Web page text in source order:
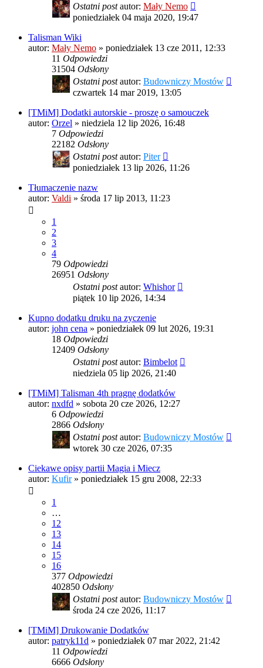
Ostatni postautor: Mały Nemo
poniedziałek 04 maja 2020, 19:47
Talisman Wiki
autor: Mały Nemo » poniedziałek 13 cze 2011, 12:33
11 Odpowiedzi
31504 Odsłony
Ostatni postautor: Budowniczy Mostów
czwartek 14 mar 2019, 13:05
[TMiM] Dodatki autorskie - proszę o samouczek
autor: Orzel » niedziela 12 lip 2026, 16:48
7 Odpowiedzi
22182 Odsłony
Ostatni postautor: Piter
poniedziałek 13 lip 2026, 11:26
Tłumaczenie nazw
autor: Valdi » środa 17 lip 2013, 11:23
1
2
3
4
79 Odpowiedzi
26951 Odsłony
Ostatni postautor: Whishor
piątek 10 lip 2026, 14:34
Kupno dodatku druku na zyczenie
autor: john cena » poniedziałek 09 lut 2026, 19:31
18 Odpowiedzi
12409 Odsłony
Ostatni postautor: Bimbelot
niedziela 05 lip 2026, 21:40
[TMiM] Talisman 4th pragnę dodatków
autor: nxdfd » sobota 20 cze 2026, 12:27
6 Odpowiedzi
2866 Odsłony
Ostatni postautor: Budowniczy Mostów
wtorek 30 cze 2026, 07:35
Ciekawe opisy partii Magia i Miecz
autor: Kufir» poniedziałek 15 gru 2008, 22:33
1
…
12
13
14
15
16
377 Odpowiedzi
402850 Odsłony
Ostatni postautor: Budowniczy Mostów
środa 24 cze 2026, 11:17
[TMiM] Drukowanie Dodatków
autor: patryk11d » poniedziałek 07 mar 2022, 21:42
11 Odpowiedzi
6666 Odsłony